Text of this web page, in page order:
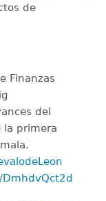
de
Finanzas
del
la primera